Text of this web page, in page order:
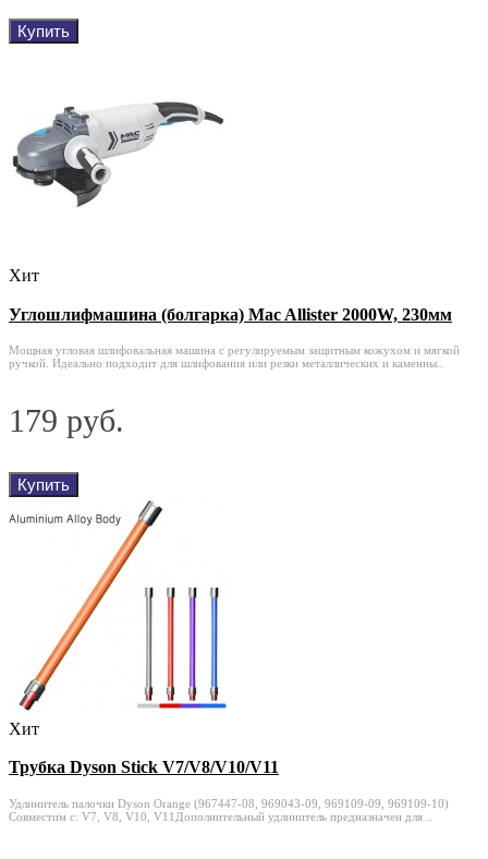
Купить
Хит
Углошлифмашина (болгарка) Mac Allister 2000W, 230мм
Мощная угловая шлифовальная машина с регулируемым защитным кожухом и мягкой
ручкой. Идеально подходит для шлифования или резки металлических и каменны..
179 руб.
Купить
Хит
Трубка Dyson Stick V7/V8/V10/V11
Удлинитель палочки Dyson Orange (967447-08, 969043-09, 969109-09, 969109-10)
Совместим с: V7, V8, V10, V11Дополнительный удлинитель предназначен для ..